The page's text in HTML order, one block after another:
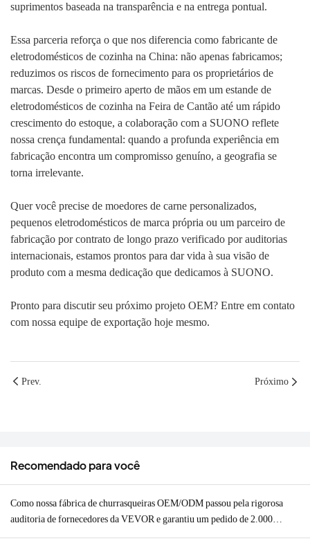
suprimentos baseada na transparência e na entrega pontual.
Essa parceria reforça o que nos diferencia como fabricante de
eletrodomésticos de cozinha na China: não apenas fabricamos;
reduzimos os riscos de fornecimento para os proprietários de
marcas. Desde o primeiro aperto de mãos em um estande de
eletrodomésticos de cozinha na Feira de Cantão até um rápido
crescimento do estoque, a colaboração com a SUONO reflete
nossa crença fundamental: quando a profunda experiência em
fabricação encontra um compromisso genuíno, a geografia se
torna irrelevante.
Quer você precise de moedores de carne personalizados,
pequenos eletrodomésticos de marca própria ou um parceiro de
fabricação por contrato de longo prazo verificado por auditorias
internacionais, estamos prontos para dar vida à sua visão de
produto com a mesma dedicação que dedicamos à SUONO.
Pronto para discutir seu próximo projeto OEM? Entre em contato
com nossa equipe de exportação hoje mesmo.
Prev. Próximo
Recomendado para você
Como nossa fábrica de churrasqueiras OEM/ODM passou pela rigorosa
auditoria de fornecedores da VEVOR e garantiu um pedido de 2.000